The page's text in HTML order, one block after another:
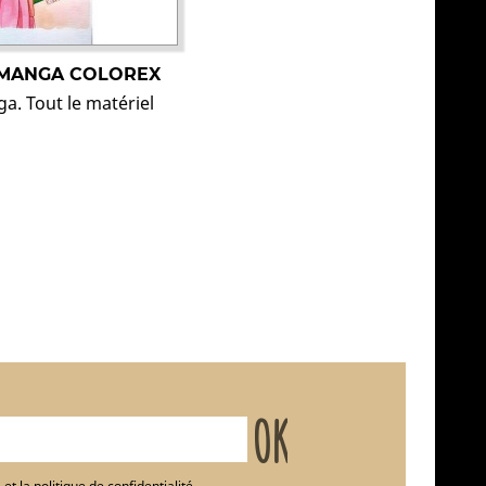
COLOREX
Tout le matériel